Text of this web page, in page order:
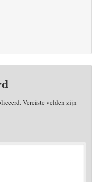
Vereiste velden zijn